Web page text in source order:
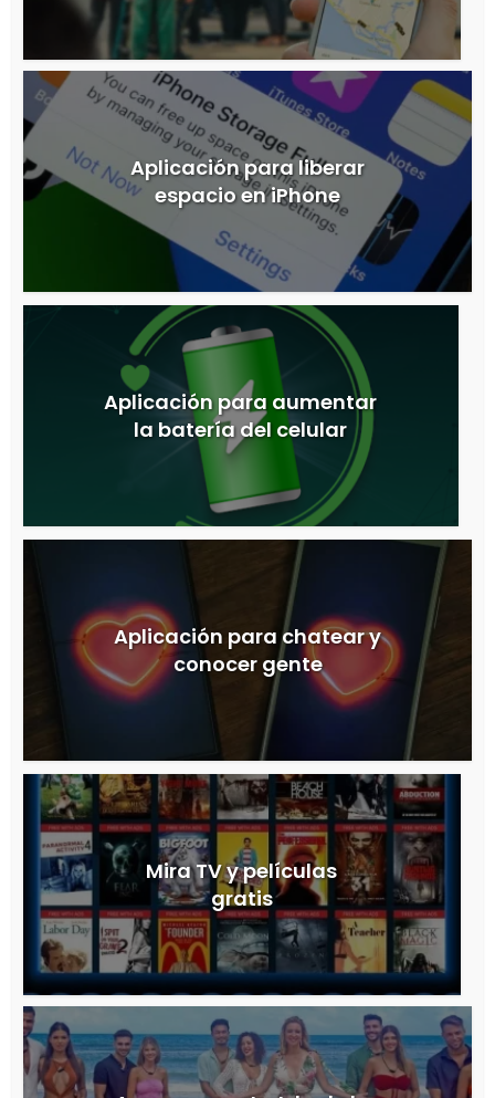
Aplicación para liberar
espacio en iPhone
Aplicación para aumentar
la batería del celular
Aplicación para chatear y
conocer gente
Mira TV y películas
gratis